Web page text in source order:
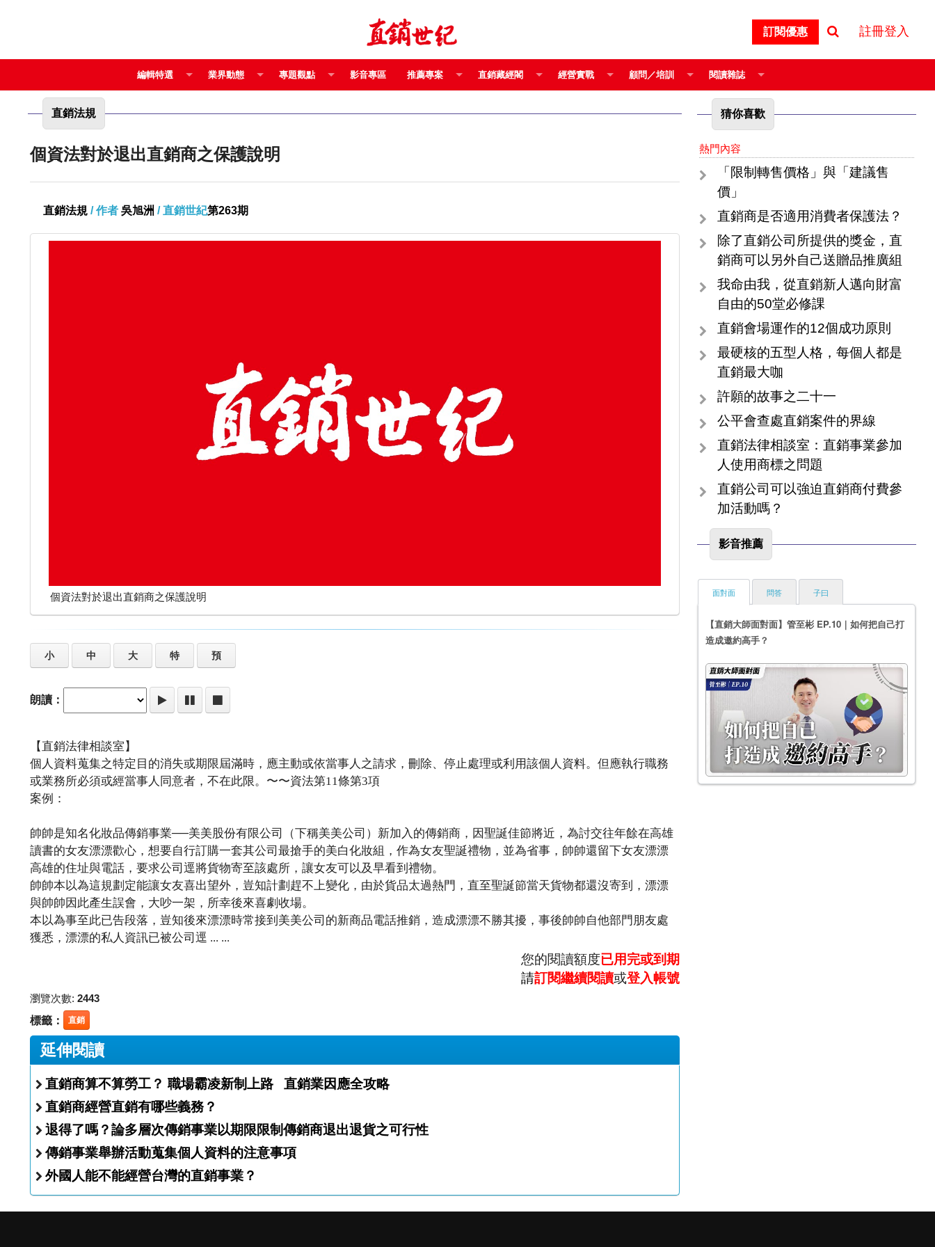
訂閱優惠 註冊登入
編輯特選 業界動態 專題觀點 影音專區 推薦專案 直銷藏經閣 經營實戰 顧問／培訓 閱讀雜誌
直銷法規
個資法對於退出直銷商之保護說明
直銷法規 / 作者 吳旭洲 / 直銷世紀第263期
個資法對於退出直銷商之保護說明
小 中 大 特 預
朗讀：
【直銷法律相談室】
個人資料蒐集之特定目的消失或期限屆滿時，應主動或依當事人之請求，刪除、停止處理或利用該個人資料。但應執行職務
或業務所必須或經當事人同意者，不在此限。〜〜資法第11條第3項
案例：
帥帥是知名化妝品傳銷事業──美美股份有限公司（下稱美美公司）新加入的傳銷商，因聖誕佳節將近，為討交往年餘在高雄
讀書的女友漂漂歡心，想要自行訂購一套其公司最搶手的美白化妝組，作為女友聖誕禮物，並為省事，帥帥還留下女友漂漂
高雄的住址與電話，要求公司逕將貨物寄至該處所，讓女友可以及早看到禮物。
帥帥本以為這規劃定能讓女友喜出望外，豈知計劃趕不上變化，由於貨品太過熱門，直至聖誕節當天貨物都還沒寄到，漂漂
與帥帥因此產生誤會，大吵一架，所幸後來喜劇收場。
本以為事至此已告段落，豈知後來漂漂時常接到美美公司的新商品電話推銷，造成漂漂不勝其擾，事後帥帥自他部門朋友處
獲悉，漂漂的私人資訊已被公司逕 ... ...
您的閱讀額度已用完或到期
請訂閱繼續閱讀或登入帳號
瀏覽次數: 2443
標籤： 直銷
延伸閱讀
直銷商算不算勞工？ 職場霸凌新制上路 直銷業因應全攻略
直銷商經營直銷有哪些義務？
退得了嗎？論多層次傳銷事業以期限限制傳銷商退出退貨之可行性
傳銷事業舉辦活動蒐集個人資料的注意事項
外國人能不能經營台灣的直銷事業？
猜你喜歡
熱門內容
「限制轉售價格」與「建議售
價」
直銷商是否適用消費者保護法？
除了直銷公司所提供的獎金，直
銷商可以另外自己送贈品推廣組
我命由我，從直銷新人邁向財富
自由的50堂必修課
直銷會場運作的12個成功原則
最硬核的五型人格，每個人都是
直銷最大咖
許願的故事之二十一
公平會查處直銷案件的界線
直銷法律相談室：直銷事業參加
人使用商標之問題
直銷公司可以強迫直銷商付費參
加活動嗎？
影音推薦
面對面
【直銷大師面對面】管至彬 EP.10｜如何把自己打
造成邀約高手？
問答 子曰